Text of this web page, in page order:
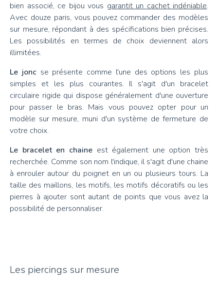
bien associé, ce bijou vous garantit un cachet indéniable.
Avec douze paris, vous pouvez commander des modèles
sur mesure, répondant à des spécifications bien précises.
Les possibilités en termes de choix deviennent alors
illimitées.
Le joncse présente comme l'une des options les plus
simples et les plus courantes. Il s'agit d'un bracelet
circulaire rigide qui dispose généralement d'une ouverture
pour passer le bras. Mais vous pouvez opter pour un
modèle sur mesure, muni d'un système de fermeture de
votre choix.
Le bracelet en chaineest également une option très
recherchée. Comme son nom l'indique, il s'agit d'une chaine
à enrouler autour du poignet en un ou plusieurs tours. La
taille des maillons, les motifs, les motifs décoratifs ou les
pierres à ajouter sont autant de points que vous avez la
possibilité de personnaliser.
Les piercings sur mesure